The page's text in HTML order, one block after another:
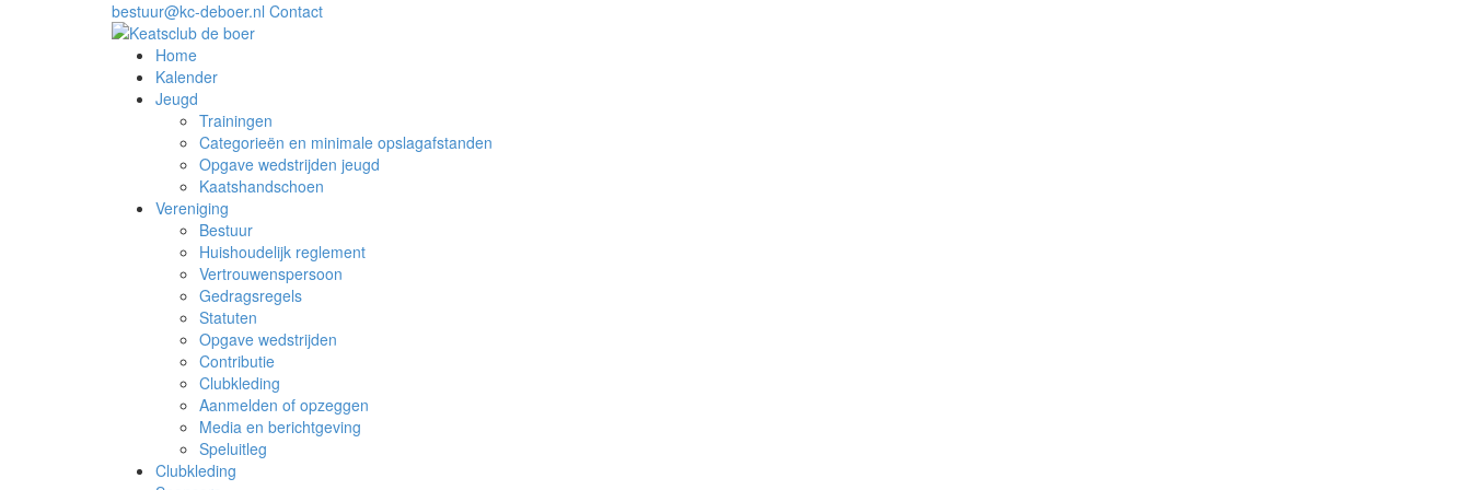
bestuur@kc-deboer.nl Contact
Home
Kalender
Jeugd
Trainingen
Categorieën en minimale opslagafstanden
Opgave wedstrijden jeugd
Kaatshandschoen
Vereniging
Bestuur
Huishoudelijk reglement
Vertrouwenspersoon
Gedragsregels
Statuten
Opgave wedstrijden
Contributie
Clubkleding
Aanmelden of opzeggen
Media en berichtgeving
Speluitleg
Clubkleding